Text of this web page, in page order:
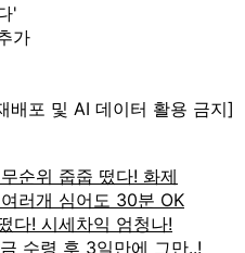
'
가
배포 및 AI 데이터 활용 금지]